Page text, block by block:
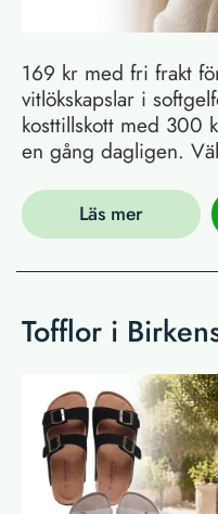
169 kr med fri frakt
vitlökskapslar i
kosttillskott med 300
en gång dagligen.
Läs mer
Tofflor i